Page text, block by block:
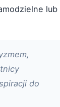
lub
do